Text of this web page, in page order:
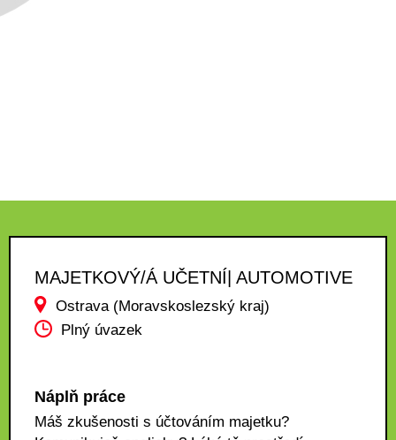
MAJETKOVÝ/Á UČETNÍ| AUTOMOTIVE
Ostrava (Moravskoslezský kraj)
Plný úvazek
Náplň práce
Máš zkušenosti s účtováním majetku?